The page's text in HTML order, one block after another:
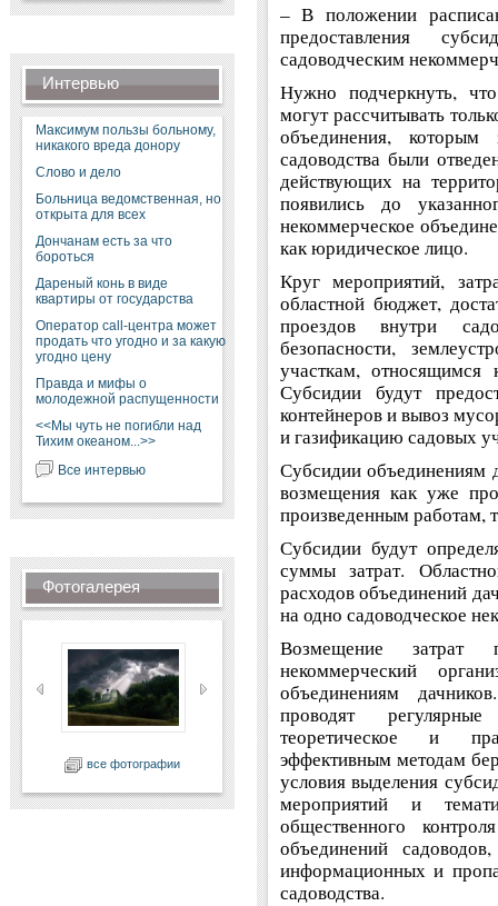
Интервью
Максимум пользы больному,
никакого вреда донору
Слово и дело
Больница ведомственная, но
открыта для всех
Дончанам есть за что
бороться
Дареный конь в виде
квартиры от государства
Оператор call-центра может
продать что угодно и за какую
угодно цену
Правда и мифы о
молодежной распущенности
<<Мы чуть не погибли над
Тихим океаном...>>
Все интервью
Фотогалерея
все фотографии
– В положении
предоставления
садоводческим
Нужно подчеркнуть,
могут рассчитывать
объединения, которым
садоводства были
действующих на
появились до
некоммерческое
как юридическое лицо.
Круг мероприятий,
областной бюджет,
проездов внутри
безопасности,
участкам, относящимся
Субсидии будут
контейнеров и вывоз
и газификацию садовых
Субсидии объединениям
возмещения как уже
произведенным работам,
Субсидии будут
суммы затрат.
расходов объединений
на одно садоводческое
Возмещение
некоммерческий
объединениям
проводят
теоретическое и
эффективным методам
условия выделения
мероприятий и
общественного
объединений
информационных и
садоводства.